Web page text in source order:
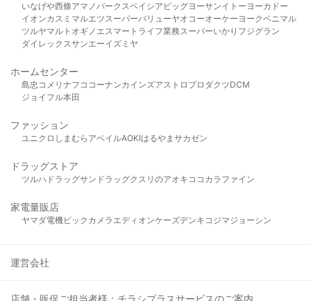
いなげや西條アマノパークスベイシア ビッグヨーサンイトーヨーカドー
イオンカスミ マルエツスーパーバリューヤオコーオーケー ヨークベニマル
ツルヤマルト オギノ エスマート ライフ業務スーパーいかり フジグラン
ダイレックスサンエーイズミヤ
ホームセンター
島忠 コメリ ナフコ コーナンカインズアストロプロダクツDCM
ジョイフル本田
ファッション
ユニクロ しまむら アベイルAOKIはるやま サカゼン
ドラッグストア
ツルハドラッグサンドラッグクスリのアオキ ココカラファイン
家電量販店
ヤマダ電機ビックカメラ エディオンケーズデンキ コジマジョーシン
運営会社
店舗・販促ご担当者様：チラシプラスサービスのご案内